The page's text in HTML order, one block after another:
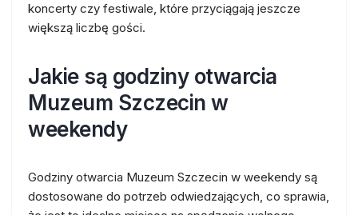
koncerty czy festiwale, które przyciągają jeszcze
większą liczbę gości.
Jakie są godziny otwarcia
Muzeum Szczecin w
weekendy
Godziny otwarcia Muzeum Szczecin w weekendy są
dostosowane do potrzeb odwiedzających, co sprawia,